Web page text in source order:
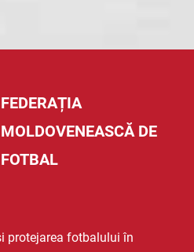
FEDERAȚIA
MOLDOVENEASCĂ DE
FOTBAL
protejarea fotbalului în